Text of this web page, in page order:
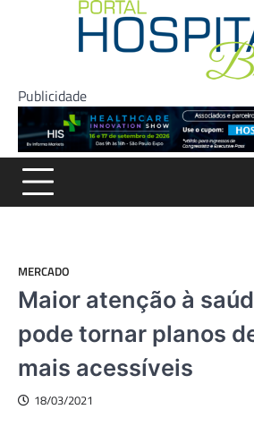
Publicidade
MERCADO
Maior atenção à
pode tornar planos
mais acessíveis
18/03/2021